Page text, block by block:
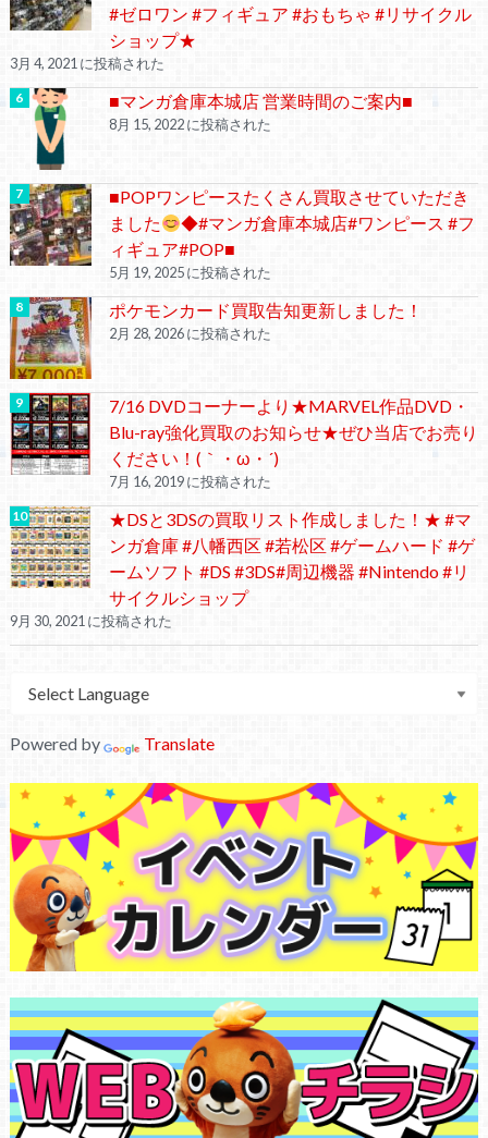
#ゼロワン #フィギュア #おもちゃ #リサイクル
ショップ★
3月 4, 2021 に投稿された
■マンガ倉庫本城店 営業時間のご案内■
8月 15, 2022 に投稿された
■POPワンピースたくさん買取させていただき
ました
◆#マンガ倉庫本城店#ワンピース #フ
ィギュア#POP■
5月 19, 2025 に投稿された
ポケモンカード買取告知更新しました！
2月 28, 2026 に投稿された
7/16 DVDコーナーより★MARVEL作品DVD・
Blu-ray強化買取のお知らせ★ぜひ当店でお売り
ください！(｀・ω・´)ゞ
7月 16, 2019 に投稿された
★DSと3DSの買取リスト作成しました！★ #マ
ンガ倉庫 #八幡西区 #若松区 #ゲームハード #ゲ
ームソフト #DS #3DS#周辺機器 #Nintendo #リ
サイクルショップ
9月 30, 2021 に投稿された
Powered by Translate